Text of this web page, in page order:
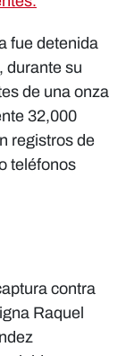
fue detenida
durante su
de una onza
32,000
registros de
teléfonos
contra
Raquel